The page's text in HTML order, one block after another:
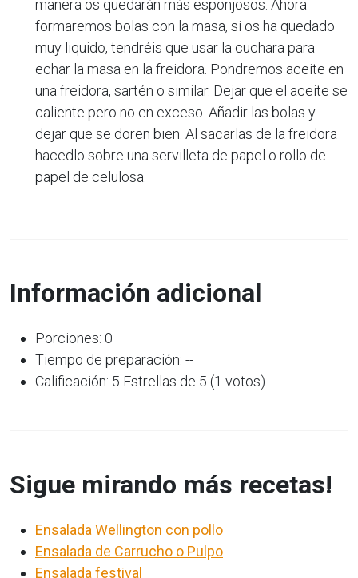
manera os quedarán más esponjosos. Ahora
formaremos bolas con la masa, si os ha quedado
muy liquido, tendréis que usar la cuchara para
echar la masa en la freidora. Pondremos aceite en
una freidora, sartén o similar. Dejar que el aceite se
caliente pero no en exceso. Añadir las bolas y
dejar que se doren bien. Al sacarlas de la freidora
hacedlo sobre una servilleta de papel o rollo de
papel de celulosa.
Información adicional
Porciones: 0
Tiempo de preparación: --
Calificación: 5 Estrellas de 5 (1 votos)
Sigue mirando más recetas!
Ensalada Wellington con pollo
Ensalada de Carrucho o Pulpo
Ensalada festival